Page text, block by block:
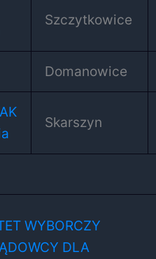
Szczytkowice
Domanowice
Skarszyn
WYBORCZY
DLA